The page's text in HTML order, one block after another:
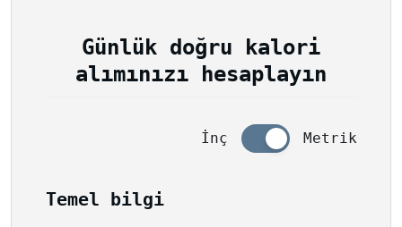
Günlük doğru kalori
alımınızı hesaplayın
İnç Metrik
Temel bilgi